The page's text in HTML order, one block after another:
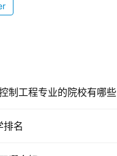
制工程专业的院校有哪些
名